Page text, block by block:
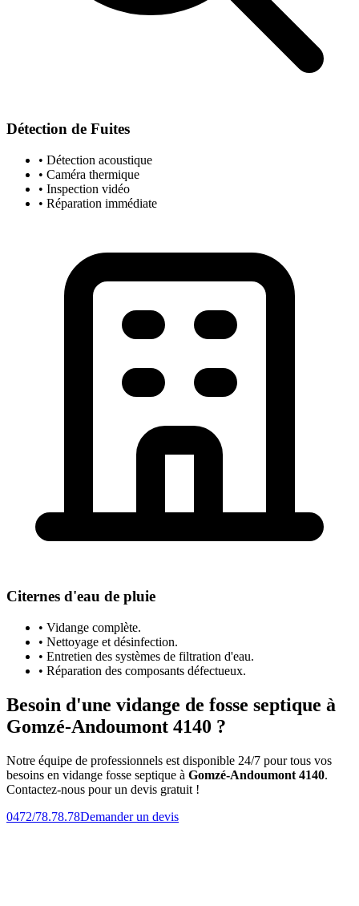
Détection de Fuites
• Détection acoustique
• Caméra thermique
• Inspection vidéo
• Réparation immédiate
Citernes d'eau de pluie
• Vidange complète.
• Nettoyage et désinfection.
• Entretien des systèmes de filtration d'eau.
• Réparation des composants défectueux.
Besoin d'une vidange de fosse septique à
Gomzé-Andoumont 4140 ?
Notre équipe de professionnels est disponible 24/7 pour tous vos
besoins en vidange fosse septique à Gomzé-Andoumont 4140.
Contactez-nous pour un devis gratuit !
0472/78.78.78Demander un devis